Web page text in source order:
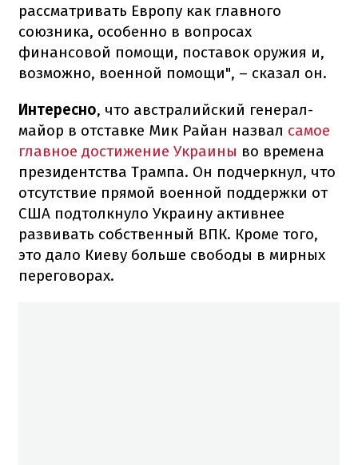
рассматривать Европу как главного
союзника, особенно в вопросах
финансовой помощи, поставок оружия и,
возможно, военной помощи", – сказал он.
Интересно, что австралийский генерал-
майор в отставке Мик Райан назвал самое
главное достижение Украины во времена
президентства Трампа. Он подчеркнул, что
отсутствие прямой военной поддержки от
США подтолкнуло Украину активнее
развивать собственный ВПК. Кроме того,
это дало Киеву больше свободы в мирных
переговорах.